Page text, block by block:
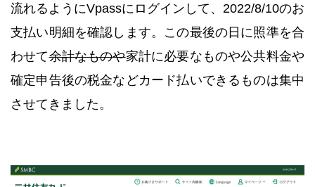
流れるようにVpassにログインして、2022/8/10のお
支払い明細を確認します。この最後の日に照準を合
わせて余計なものや家計に必要なものや公共料金や
確定申告後の税金などカード払いできるものは集中
させてきました。